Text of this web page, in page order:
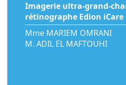
Imagerie ultra-grand-
rétinographe Edion iCare
Mme MARIEM OMRANI
M. ADIL EL MAFTOUHI